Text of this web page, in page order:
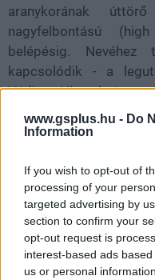
www.gsplus.hu - Do
Information
If you wish to opt-out of
processing of your
targeted advertising by
section to confirm your
opt-out request is
interest-based ads
us or personal
aranykorának
nagyfelbontású
belépésig.
kapcsolódik - a
Védjegy Hivatala éppen
SMASH by Meló-Diák:
hangulata – Jön a
Július végén
sorozat.